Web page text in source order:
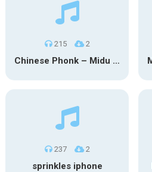
215 2
Chinese Phonk – Midu Echoing (Marimba)
237 2
sprinkles iphone